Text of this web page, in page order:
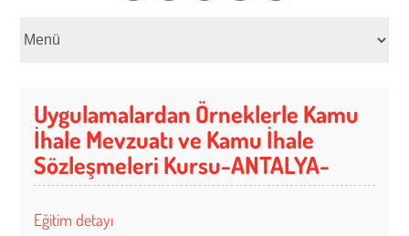
Uygulamalardan Örneklerle Kamu
İhale Mevzuatı ve Kamu İhale
Sözleşmeleri Kursu-ANTALYA-
Eğitim detayı